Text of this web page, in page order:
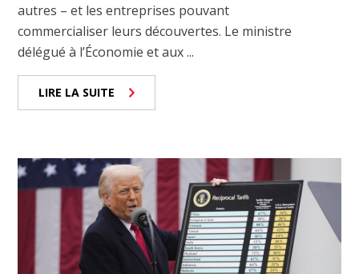
autres – et les entreprises pouvant
commercialiser leurs découvertes. Le ministre
délégué à l’Économie et aux ...
LIRE LA SUITE